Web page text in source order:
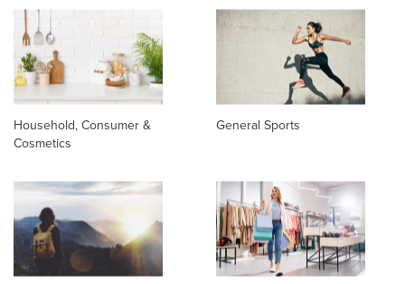
Household, Consumer &
Cosmetics
General Sports